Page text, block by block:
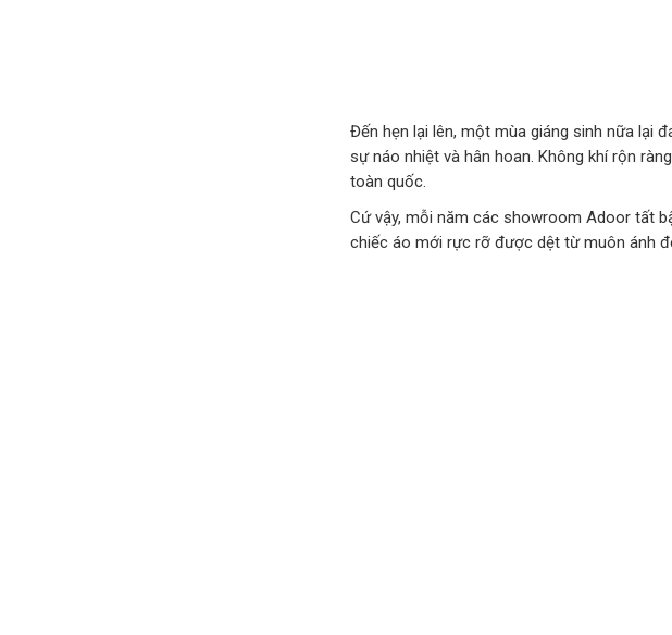
Đến hẹn lại lên, một mùa giáng sinh nữa lại
sự náo nhiệt và hân hoan. Không khí rộn
toàn quốc.
Cứ vậy, mỗi năm các showroom Adoor tất
chiếc áo mới rực rỡ được dệt từ muôn ánh